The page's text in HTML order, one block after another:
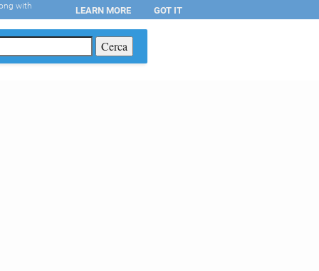
with LEARN MORE GOT IT